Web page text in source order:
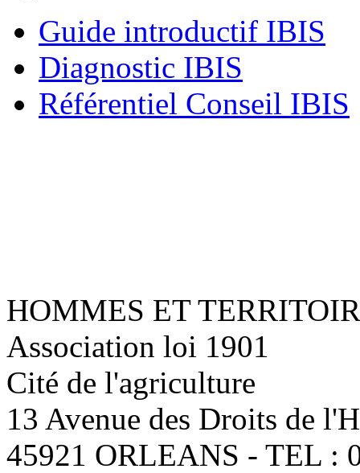
Guide introductif IBIS
Diagnostic IBIS
Référentiel Conseil IBIS
HOMMES ET
Association loi 1901
Cité de l'agriculture
13 Avenue des Droits de
45921 ORLEANS - TEL :